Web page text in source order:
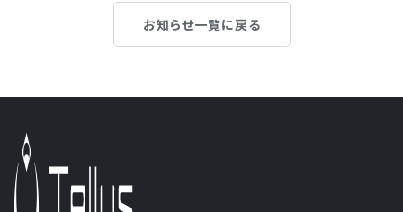
お知らせ一覧に戻る